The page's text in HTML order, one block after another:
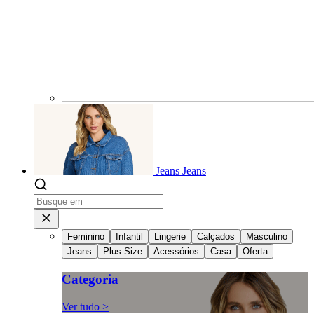
Jeans Jeans
Feminino Infantil Lingerie Calçados
Masculino
Jeans
Plus Size Acessórios Casa Oferta
Categoria
Ver tudo >